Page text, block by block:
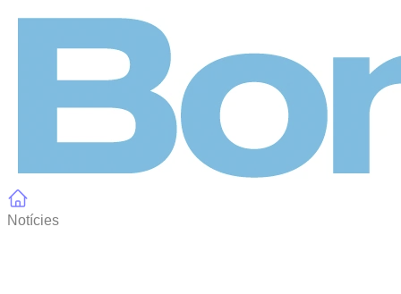
Notícies